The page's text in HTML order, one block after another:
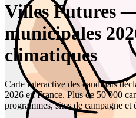
Villes Futures
municipales
climatiques
Carte interactive des candidats
2026 en France. Plus de 50 000
programmes, sites de campagne et